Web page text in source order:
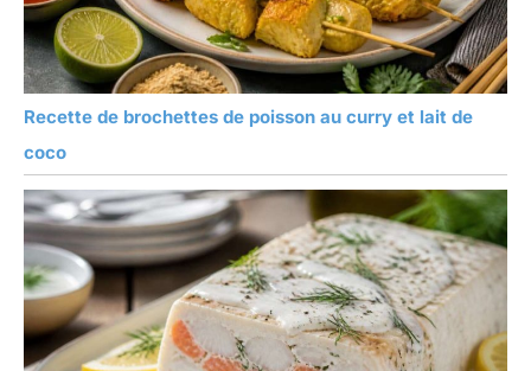
Recette de brochettes de poisson au curry et lait de
coco